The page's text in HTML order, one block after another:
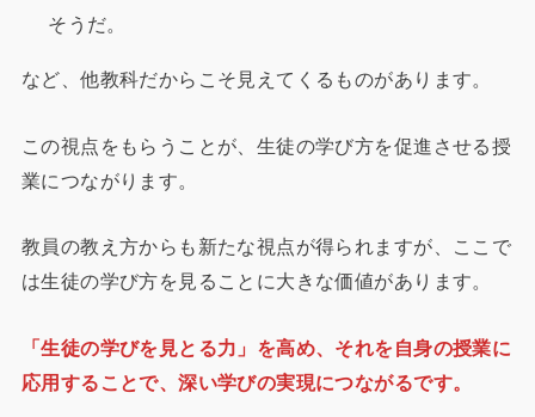
そうだ。
など、他教科だからこそ見えてくるものがあります。
この視点をもらうことが、生徒の学び方を促進させる授
業につながります。
教員の教え方からも新たな視点が得られますが、ここで
は生徒の学び方を見ることに大きな価値があります。
「生徒の学びを見とる力」を高め、それを自身の授業に
応用することで、深い学びの実現につながるです。